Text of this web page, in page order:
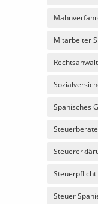
Mitarbeiter
Spanisches
Steuerpflicht
Steuer